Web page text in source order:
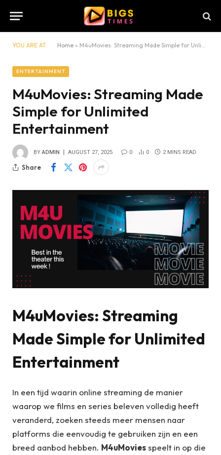
YOU ARE AT: Home » M4uMovies: Streaming Made Simple for Unlimited Entertainment
ENTERTAINMENT
M4uMovies: Streaming Made
Simple for Unlimited
Entertainment
BY ADMIN AUGUST 27, 2025 0 0 2 MINS READ
Share
M4uMovies: Streaming
Made Simple for Unlimited
Entertainment
In een tijd waarin online streaming de manier
waarop we films en series beleven volledig heeft
veranderd, zoeken steeds meer mensen naar
platforms die eenvoudig te gebruiken zijn en een
breed aanbod hebben. M4uMoviesspeelt in op die